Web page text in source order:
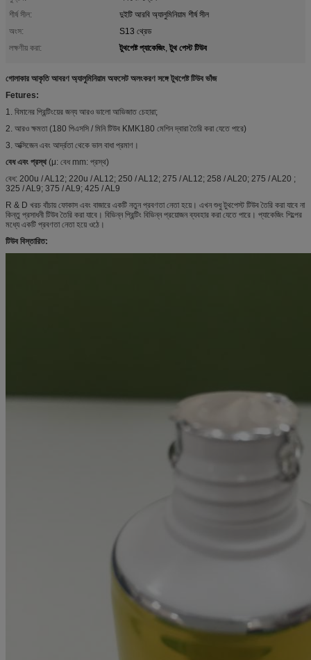
শীর্ষ সীল:
দুইটি আরবি অ্যালুমিনিয়াম শীর্ষ সীল
অংস:
S13 থ্রেড
লক্ষণীয় করা:
টুথপেষ্ট প্যাকেজিং,টুথ পেস্ট টিউব
গোলাকার আকৃতি আবরণ অ্যালুমিনিয়াম অফসেট অলংকরণ সঙ্গে টুথপেষ্ট টিউব ভাঁজ
Fetures:
1. বিমানের প্রিন্টিংয়ের জন্য আরও ভালো আভিজাত চেহারা;
2. আরও ক্ষমতা (180 পিএসসি / মিনি টিউব KMK180 মেশিন দ্বারা তৈরি করা যেতে পারে)
3. অক্সিজেন এবং আর্দ্রতা থেকে ভাল বাধা প্রমাণ।
বেধ এবং প্রস্থ(μ: বেধ mm: প্রস্থ)
বেধ: 200u / AL12; 220u / AL12; 250 / AL12; 275 / AL12; 258 / AL20; 275 / AL20 ;
325 / AL9; 375 / AL9; 425 / AL9
R & D খরচ বাঁচায় ফোকাস এবং বাজারে একটি নতুন প্রবণতা নেতা হয়ে। এখন শুধু টুথপেস্ট টিউব তৈরি করা যাবে না
কিন্তু প্রসাধনী টিউব তৈরি করা যাবে। বিভিন্ন প্রিন্টিং বিভিন্ন প্রয়োজন ব্যবহার করা যেতে পারে। প্যাকেজিং শিল্পের
মধ্যে একটি প্রবণতা নেতা হয়ে ওঠে।
টিউব বিস্তারিত: